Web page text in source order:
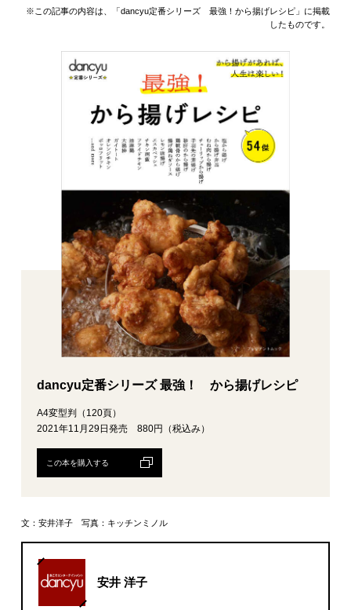
※この記事の内容は、「dancyu定番シリーズ 最強！から揚げレシピ」に掲載
したものです。
dancyu定番シリーズ 最強！ から揚げレシピ
A4変型判（120頁）
2021年11月29日発売 880円（税込み）
この本を購入する
文：安井洋子 写真：キッチンミノル
安井 洋子